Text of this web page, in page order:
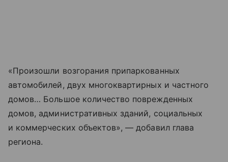
«Произошли возгорания припаркованных
автомобилей, двух многоквартирных и частного
домов… Большое количество поврежденных
домов, административных зданий, социальных
и коммерческих объектов», — добавил глава
региона.